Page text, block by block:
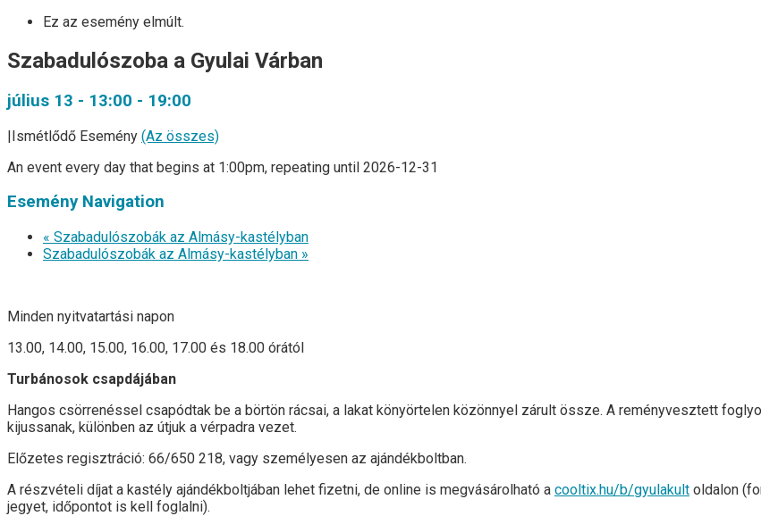
Ez az esemény elmúlt.
Szabadulószoba a Gyulai Várban
július 13 - 13:00 - 19:00
|Ismétlődő Esemény (Az összes)
An event every day that begins at 1:00pm, repeating until 2026-12-31
Esemény Navigation
« Szabadulószobák az Almásy-kastélyban
Szabadulószobák az Almásy-kastélyban »
Minden nyitvatartási napon
13.00, 14.00, 15.00, 16.00, 17.00 és 18.00 órától
Turbánosok csapdájában
Hangos csörrenéssel csapódtak be a börtön rácsai, a lakat könyörtelen közönnyel zárult össze. A reményvesztett
kijussanak, különben az útjuk a vérpadra vezet.
Előzetes regisztráció: 66/650 218, vagy személyesen az ajándékboltban.
A részvételi díjat a kastély ajándékboltjában lehet fizetni, de online is megvásárolható a cooltix.hu/b/gyulakult oldalon
jegyet, időpontot is kell foglalni).